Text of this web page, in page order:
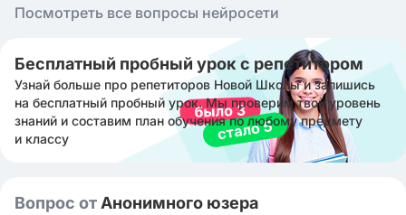
Посмотреть все вопросы нейросети
Бесплатный пробный урок с репетитором
Узнай больше про репетиторов Новой Школы и запишись
на бесплатный пробный урок. Мы проверим твой уровень
знаний и составим план обучения по любому предмету
и классу
Вопрос от Анонимного юзера